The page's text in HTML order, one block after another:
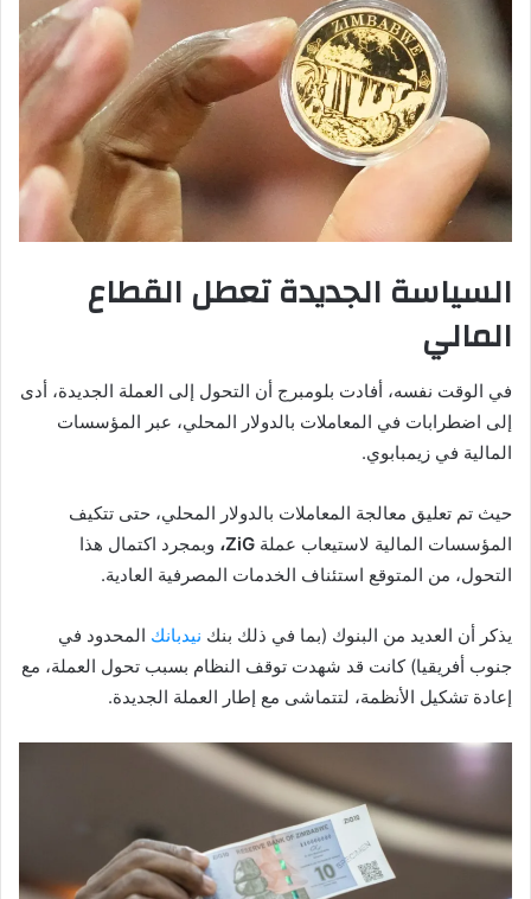
السياسة الجديدة تعطل القطاع
المالي
في الوقت نفسه، أفادت بلومبرج أن التحول إلى العملة الجديدة، أدى
إلى اضطرابات في المعاملات بالدولار المحلي، عبر المؤسسات
المالية في زيمبابوي.
حيث تم تعليق معالجة المعاملات بالدولار المحلي، حتى تتكيف
المؤسسات المالية لاستيعاب عملة ZiG، وبمجرد اكتمال هذا
التحول، من المتوقع استئناف الخدمات المصرفية العادية.
يذكر أن العديد من البنوك (بما في ذلك بنك نيدبانك المحدود في
جنوب أفريقيا) كانت قد شهدت توقف النظام بسبب تحول العملة، مع
إعادة تشكيل الأنظمة، لتتماشى مع إطار العملة الجديدة.